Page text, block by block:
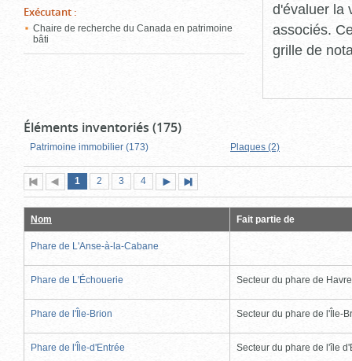
Exécutant :
Chaire de recherche du Canada en patrimoine
bâti
d'évaluer la
associés.
grille de
Éléments inventoriés (175)
Patrimoine immobilier (173) Plaques (2)
Première
page
Page
précédente
Page
1 (page
actuelle)
Page
2 Page
3 Page
4
suivante
page
Nom Fait partie de
Phare de L'Anse-à-la-Cabane
Phare de L'Échouerie Secteur du phare de
Phare de l'Île-Brion Secteur du phare de l'Île-
Phare de l'Île-d'Entrée Secteur du phare de l'île